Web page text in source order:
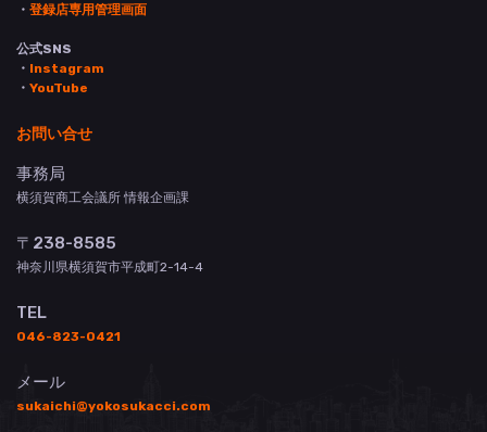
・ 登録店専用管理画面
公式SNS
・ Instagram
・ YouTube
お問い合せ
事務局
横須賀商工会議所 情報企画課
〒238-8585
神奈川県横須賀市平成町2-14-4
TEL
046-823-0421
メール
sukaichi@yokosukacci.com